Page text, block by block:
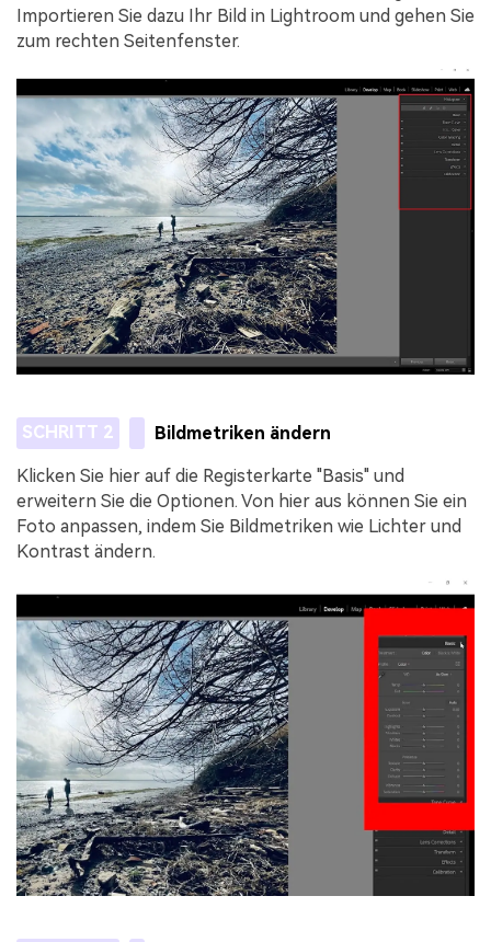
Importieren Sie dazu Ihr Bild in Lightroom und gehen Sie
zum rechten Seitenfenster.
SCHRITT 2 Bildmetriken ändern
Klicken Sie hier auf die Registerkarte "Basis" und
erweitern Sie die Optionen. Von hier aus können Sie ein
Foto anpassen, indem Sie Bildmetriken wie Lichter und
Kontrast ändern.